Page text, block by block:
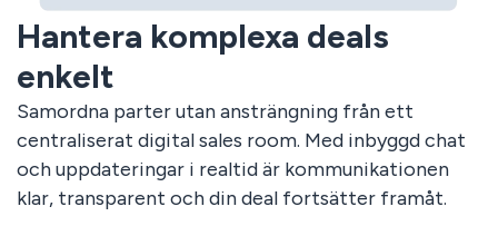
Hantera komplexa deals
enkelt
Samordna parter utan ansträngning från ett
centraliserat digital sales room. Med inbyggd chat
och uppdateringar i realtid är kommunikationen
klar, transparent och din deal fortsätter framåt.